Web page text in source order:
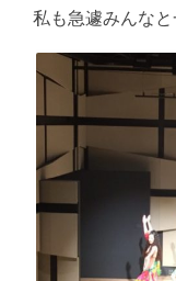
私も急遽みんな